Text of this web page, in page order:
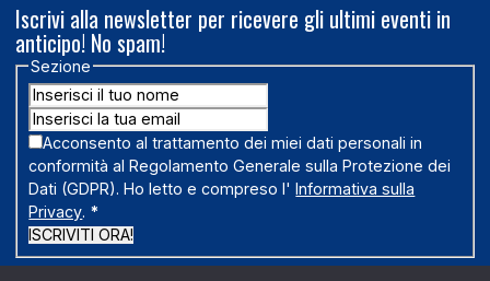
Iscrivi alla newsletter per ricevere gli ultimi eventi in
anticipo! No spam!
Sezione
Acconsento al trattamento dei miei dati personali in
conformità al Regolamento Generale sulla Protezione dei
Dati (GDPR). Ho letto e compreso l'Informativa sulla
Privacy. *
ISCRIVITI ORA!